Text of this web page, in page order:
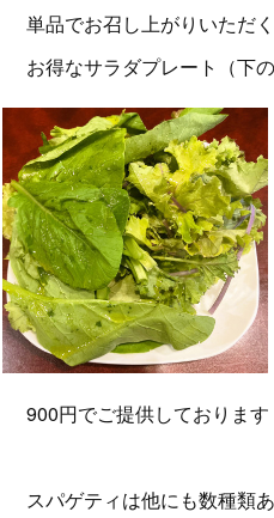
単品でお召し上がりいただ
お得なサラダプレート（下
900円でご提供しております
スパゲティは他にも数種類